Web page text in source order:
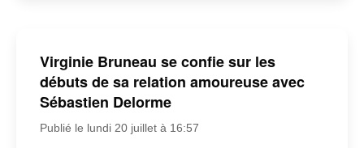
Virginie Bruneau se confie sur les
débuts de sa relation amoureuse avec
Sébastien Delorme
Publié le lundi 20 juillet à 16:57